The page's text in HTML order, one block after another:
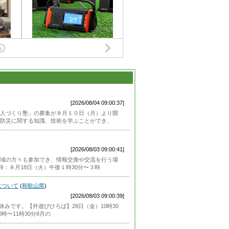
[2026/08/04 09:00:37]
づくり塾」の募集が８月１０日（月）より開
災に関する知識、技術を学ぶことができ、
[2026/08/03 09:00:41]
の方々も参加でき、情報交換や交流を行う場
：８月18日（火）午後１時30分〜３時
いて (和歌山県)
[2026/08/03 09:00:39]
みです。【外遊びひろば】28日（金）10時30
〜11時30分8月の